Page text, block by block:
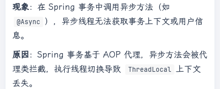
现象：在 Spring 事务中调用异步方法（如
@Async
），异步线程无法获取事务上下文或用户信
息。
原因 ：Spring 事务基于 AOP 代理，异步方法会被代
理类拦截，执行线程切换导致
ThreadLocal 上下文
丢失。